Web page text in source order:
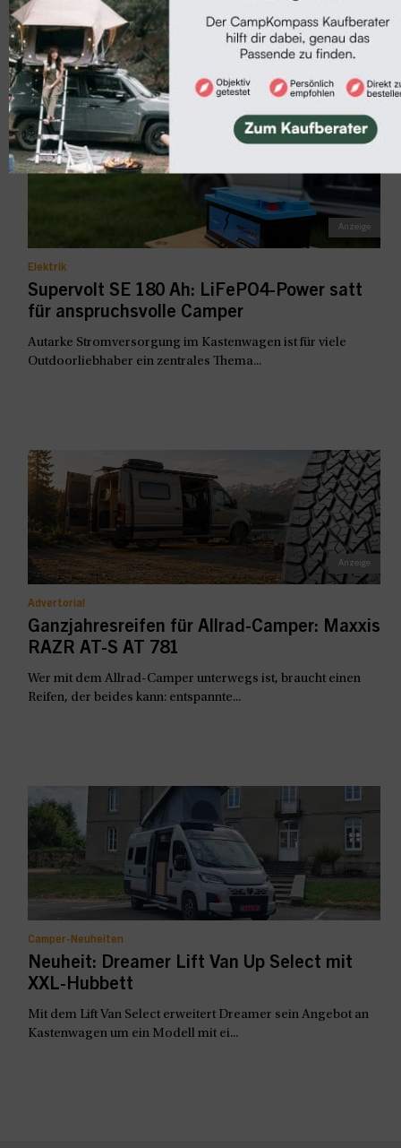
Vom 28. August bis 6. September wird Düsseldorf zum
internationalen Treffpunkt der Carava...
Elektrik
Supervolt SE 180 Ah: LiFePO4-Power satt
für anspruchsvolle Camper
Autarke Stromversorgung im Kastenwagen ist für viele
Outdoorliebhaber ein zentrales Thema...
Advertorial
Ganzjahresreifen für Allrad-Camper: Maxxis
RAZR AT-S AT 781
Wer mit dem Allrad-Camper unterwegs ist, braucht einen
Reifen, der beides kann: entspannte...
Camper-Neuheiten
Neuheit: Dreamer Lift Van Up Select mit
XXL-Hubbett
Mit dem Lift Van Select erweitert Dreamer sein Angebot an
Kastenwagen um ein Modell mit ei...